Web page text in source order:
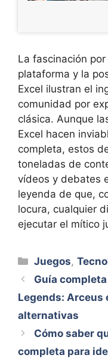
La fascinación
plataforma y la
Excel ilustran el
comunidad por
clásica. Aunque
Excel hacen
completa, estos
toneladas de
vídeos y debates
leyenda de que,
locura, cualquier
ejecutar el mítico
Categorías
Juegos,
Guía
Legends: Arceus
alternativas
Cómo saber
completa para